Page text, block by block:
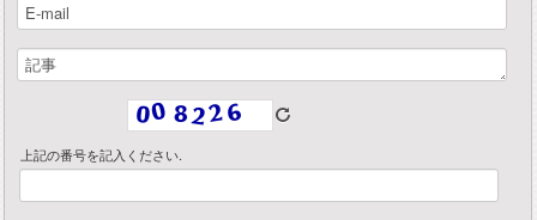
上記の番号を記入ください.